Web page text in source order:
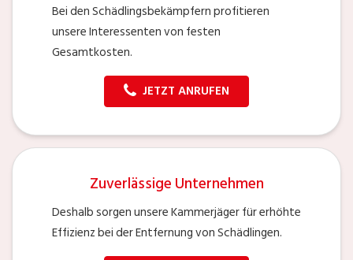
Bei den Schädlingsbekämpfern profitieren
unsere Interessenten von festen
Gesamtkosten.
JETZT ANRUFEN
Zuverlässige Unternehmen
Deshalb sorgen unsere Kammerjäger für erhöhte
Effizienz bei der Entfernung von Schädlingen.